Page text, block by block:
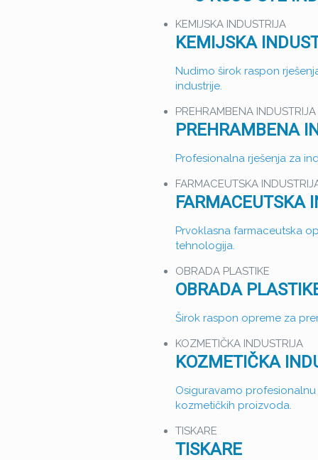
KEMIJSKA INDUSTRIJA
KEMIJSKA
Nudimo širok raspon
industrije.
PREHRAMBENA INDUSTRIJA
PREHRAMBENA
Profesionalna rješenja za
FARMACEUTSKA
FARMACEUTSKA
Prvoklasna farmaceutska
tehnologija.
OBRADA PLASTIKE
OBRADA
Širok raspon opreme za
KOZMETIČKA INDUSTRIJA
KOZMETIČKA
Osiguravamo
kozmetičkih proizvoda.
TISKARE
TISKARE